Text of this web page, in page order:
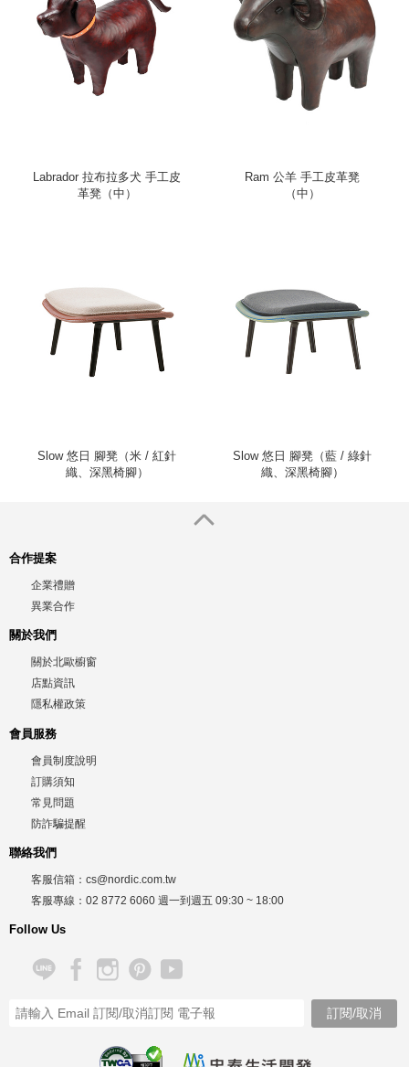
Labrador 拉布拉多犬 手工皮
革凳（中）
Ram 公羊 手工皮革凳
（中）
Slow 悠日 腳凳（米 / 紅針
織、深黑椅腳）
Slow 悠日 腳凳（藍 / 綠針
織、深黑椅腳）
合作提案
企業禮贈
異業合作
關於我們
關於北歐櫥窗
店點資訊
隱私權政策
會員服務
會員制度說明
訂購須知
常見問題
防詐騙提醒
聯絡我們
客服信箱： cs@nordic.com.tw
客服專線： 02 8772 6060 週一到週五 09:30 ~ 18:00
Follow Us